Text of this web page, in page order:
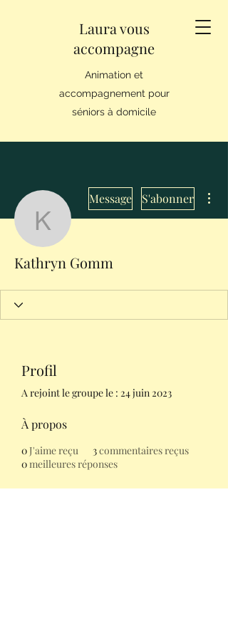
Laura vous
accompagne
Animation et
accompagnement pour
séniors à domicile
Kathryn Gomm
Message S'abonner
Kathryn Gomm
Profil
A rejoint le groupe le : 24 juin 2023
À propos
0 J'aime reçu 3commentaires reçus
0meilleures réponses